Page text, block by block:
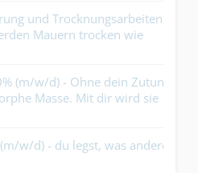
und Trocknungsarbeiten
Mauern trocken wie
(m/w/d) - Ohne dein Zutun
Masse. Mit dir wird sie
w/d) - du legst, was andere